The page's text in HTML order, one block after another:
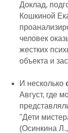
Доклад,
Кошкиной
человек
жестких
объекта и
И несколько
Август, где
"Дети
(Осинкина